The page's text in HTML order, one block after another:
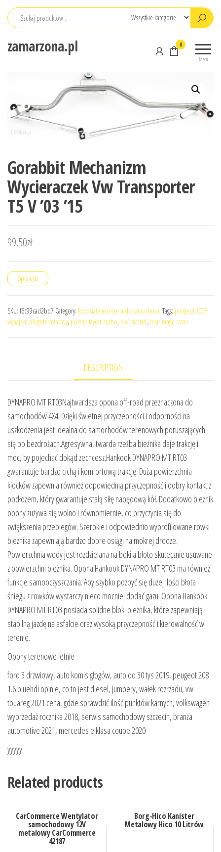
Przejdź
zamarzona.pl
Menu
0
Gorabbit Mechanizm
Wycieraczek Vw Transporter
T5 V ’03 ’15
99.50zł
Sprawdź
SKU: f6c99cad2bd7 Category: Pozostałe akcesoria do samochodu Tags: peugeot 3008
wynajem długoterminowy, porshe taycan turbo, rav4 hybrid, velar range rover
DESCRIPTION
DYNAPRO MT RT03Najtwardsza opona off-road przeznaczona do
samochodów 4X4. Dzięki świetnej przyczepności i odporności na
uszkodzenia jest idealna do samochodów terenowych poruszających
się po bezdrożach.Agresywna, twarda rzeźba bieżnika daje trakcję i
moc, by pojechać dokąd zechcesz.Hankook DYNAPRO MT RT03
gwarantuje bardzo cichą i komfortową trakcję. Duża powierzchnia
klocków zapewnia również odpowiednią przyczepność i dobry kontakt z
podłożem, który gwarantuje stałą siłę napędową kół. Dodatkowo bieżnik
opony zużywa się wolno i równomiernie, co przyczynia się do
zwiększenia przebiegów. Szerokie i odpowiednio wyprofilowane rowki
bieżnika zapewniają bardzo dobre osiągi na mokrej drodze.
Powierzchnia wody jest rozdzielana na boki a błoto skutecznie usuwane
z powierzchni bieżnika. Opona Hankook DYNAPRO MT RT03 ma również
funkcje samooczyszczania. Aby szybko pozbyć się dużej ilości błota i
śniegu z rowków wystarczy nieco mocniej dodać gazu. Opona Hankook
DYNAPRO MT RT03 posiada solidne bloki bieżnika, które zapewniają
stabilną jazdę na asfalcie oraz wysoką przyczepność i kierowalność w
terenie.
Opony terenowe letnie
ford 3 drzwiowy, auto komis głogów, auto do 30 tys 2019, peugeot 208
1.6 bluehdi opinie, co to jest diesel, jumpery, wałek rozrzadu, vw
touareg 2021 cena, gdzie sprawdzić ilość punktów karnych, volkswagen
wyprzedaż rocznika 2018, serwis samochodowy szczecin, branża
automotive 2021, mercedes e klasa coupe 2020
yyyyy
Related products
CarCommerce Wentylator
samochodowy 12V
metalowy CarCommerce
42187
Borg-Hico Kanister
Metalowy Hico 10 Litrów